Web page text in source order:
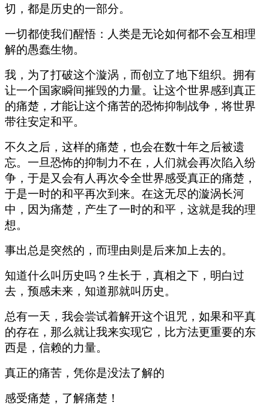
切，都是历史的一部分。
一切都使我们醒悟：人类是无论如何都不会互相理
解的愚蠢生物。
我，为了打破这个漩涡，而创立了地下组织。拥有
让一个国家瞬间摧毁的力量。让这个世界感到真正
的痛楚，才能让这个痛苦的恐怖抑制战争，将世界
带往安定和平。
不久之后，这样的痛楚，也会在数十年之后被遗
忘。一旦恐怖的抑制力不在，人们就会再次陷入纷
争，于是又会有人再次令全世界感受真正的痛楚，
于是一时的和平再次到来。在这无尽的漩涡长河
中，因为痛楚，产生了一时的和平，这就是我的理
想。
事出总是突然的，而理由则是后来加上去的。
知道什么叫历史吗？生长于，真相之下，明白过
去，预感未来，知道那就叫历史。
总有一天，我会尝试着解开这个诅咒，如果和平真
的存在，那么就让我来实现它，比方法更重要的东
西是，信赖的力量。
真正的痛苦，凭你是没法了解的
感受痛楚，了解痛楚！